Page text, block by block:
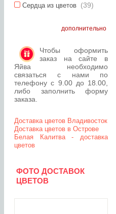
Сердца из цветов (39)
дополнительно
Чтобы оформить
заказ на сайте в
Яйва необходимо
связаться с нами по
телефону с 9.00 до 18.00,
либо заполнить форму
заказа.
Доставка цветов Владивосток
Доставка цветов в Острове
Белая Калитва - доставка
цветов
ФОТО ДОСТАВОК
ЦВЕТОВ